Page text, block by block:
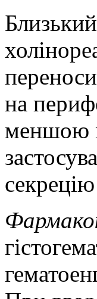
холі
на
меншою